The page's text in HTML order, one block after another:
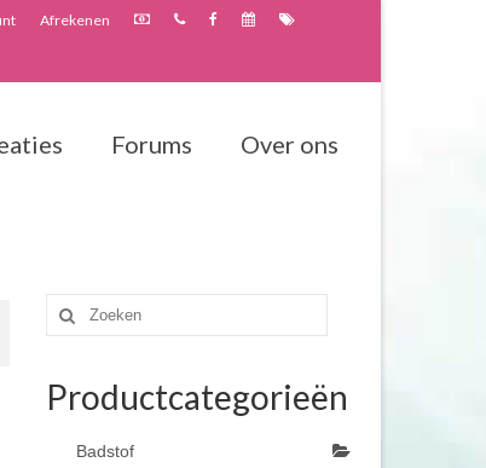
Afrekenen
Forums Over ons
Zoeken
naar:
Productcategorieën
Badstof